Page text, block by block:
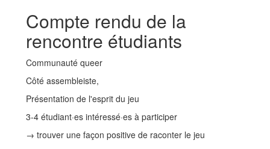
Compte rendu de la
rencontre étudiants
Communauté queer
Côté assembleiste,
Présentation de l'esprit du jeu
3-4 étudiant·es intéressé·es à participer
→ trouver une façon positive de raconter le jeu